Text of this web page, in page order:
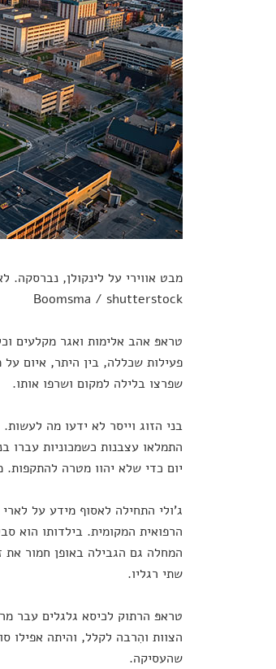
Boomsma / shutterstock
טראפּ אהב אלימות ואגר מקלעים
פעילות שכללה, בין היתר, איום על
שפרצו בלילה למקום ושרפו אותו.
בני הזוג וייסר לא ידעו מה
התמלאו עצבנות כשמכוניות עברו
יום כדי שלא יהוו מטרה
ג'ולי התחילה לאסוף מידע על
הרפואית המקומית. בילדותו הוא
המחלה גם הגבילה באופן חמור את
שתי רגליו.
טראפּ הרתוק לכיסא גלגלים עבר
הצוות והִרבה לקלל, והיתה אפילו
שהעסיקה.